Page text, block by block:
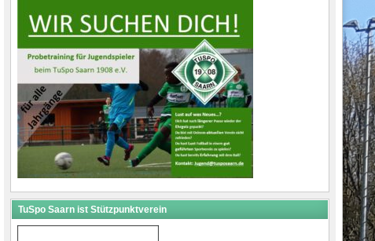
TuSpo Saarn ist Stützpunktverein